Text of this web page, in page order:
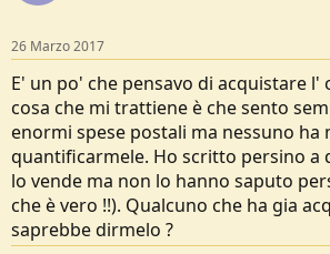
26 Marzo 2017
E' un po' che pensavo di acquistare l'
cosa che mi trattiene è che sento
enormi spese postali ma nessuno ha
quantificarmele. Ho scritto persino a
lo vende ma non lo hanno saputo
che è vero !!). Qualcuno che ha gia
saprebbe dirmelo ?